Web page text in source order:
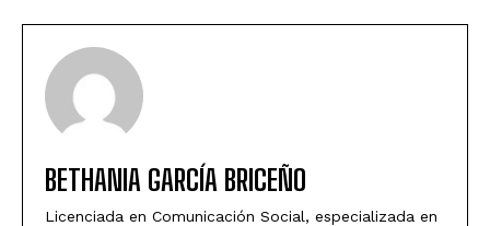
BETHANIA GARCÍA BRICEÑO
Licenciada en Comunicación Social, especializada en